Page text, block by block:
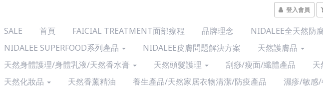
登入會員
SALE 首頁 FAICIAL TREATMENT面部療程 品牌理念
NIDALEE全天然防
NIDALEE SUPERFOOD系列產品
NIDALEE皮膚問題解決方案
天然護膚品
天然身體護理/身體乳液/天然香水膏
天然頭髮護理 刮痧/瘦面/纖體產品
天
天然化妝品
天然香薰精油 養生產品/天然家居衣物清潔/防疫產品
濕疹/敏感